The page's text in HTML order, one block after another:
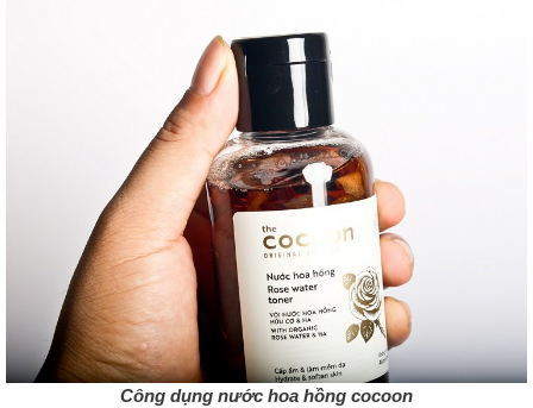
Công dụng nước hoa hồng cocoon